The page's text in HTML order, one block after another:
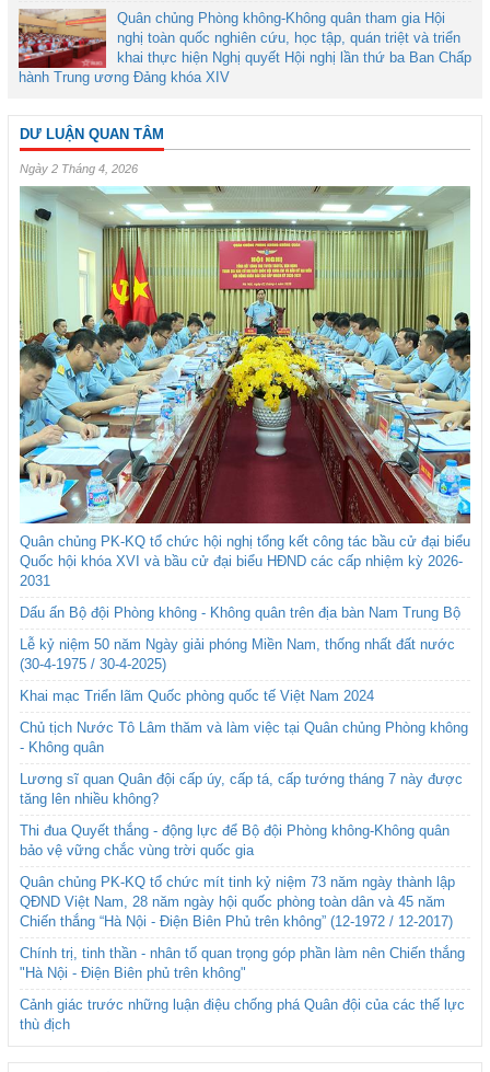
Quân chủng Phòng không-Không quân tham gia Hội
nghị toàn quốc nghiên cứu, học tập, quán triệt và triển
khai thực hiện Nghị quyết Hội nghị lần thứ ba Ban Chấp
hành Trung ương Đảng khóa XIV
DƯ LUẬN QUAN TÂM
Ngày 2 Tháng 4, 2026
Quân chủng PK-KQ tổ chức hội nghị tổng kết công tác bầu cử đại biểu
Quốc hội khóa XVI và bầu cử đại biểu HĐND các cấp nhiệm kỳ 2026-
2031
Dấu ấn Bộ đội Phòng không - Không quân trên địa bàn Nam Trung Bộ
Lễ kỷ niệm 50 năm Ngày giải phóng Miền Nam, thống nhất đất nước
(30-4-1975 / 30-4-2025)
Khai mạc Triển lãm Quốc phòng quốc tế Việt Nam 2024
Chủ tịch Nước Tô Lâm thăm và làm việc tại Quân chủng Phòng không
- Không quân
Lương sĩ quan Quân đội cấp úy, cấp tá, cấp tướng tháng 7 này được
tăng lên nhiều không?
Thi đua Quyết thắng - động lực để Bộ đội Phòng không-Không quân
bảo vệ vững chắc vùng trời quốc gia
Quân chủng PK-KQ tổ chức mít tinh kỷ niệm 73 năm ngày thành lập
QĐND Việt Nam, 28 năm ngày hội quốc phòng toàn dân và 45 năm
Chiến thắng “Hà Nội - Điện Biên Phủ trên không” (12-1972 / 12-2017)
Chính trị, tinh thần - nhân tố quan trọng góp phần làm nên Chiến thắng
"Hà Nội - Điện Biên phủ trên không"
Cảnh giác trước những luận điệu chống phá Quân đội của các thế lực
thù địch